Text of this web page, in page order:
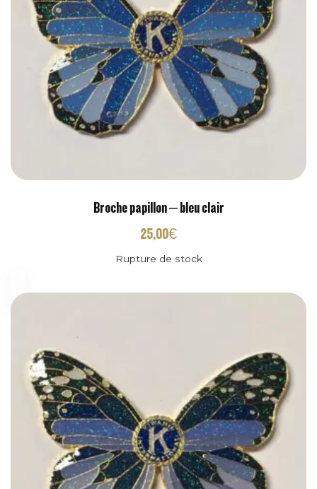
Broche papillon – bleu clair
25,00€
Rupture de stock